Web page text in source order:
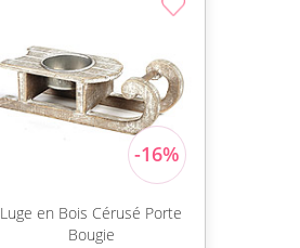
Luge en Bois Cérusé Porte
Bougie